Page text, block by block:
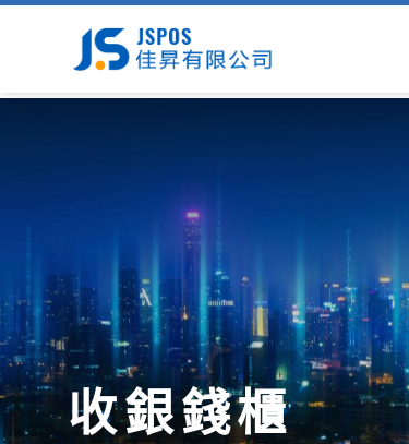
收銀錢櫃